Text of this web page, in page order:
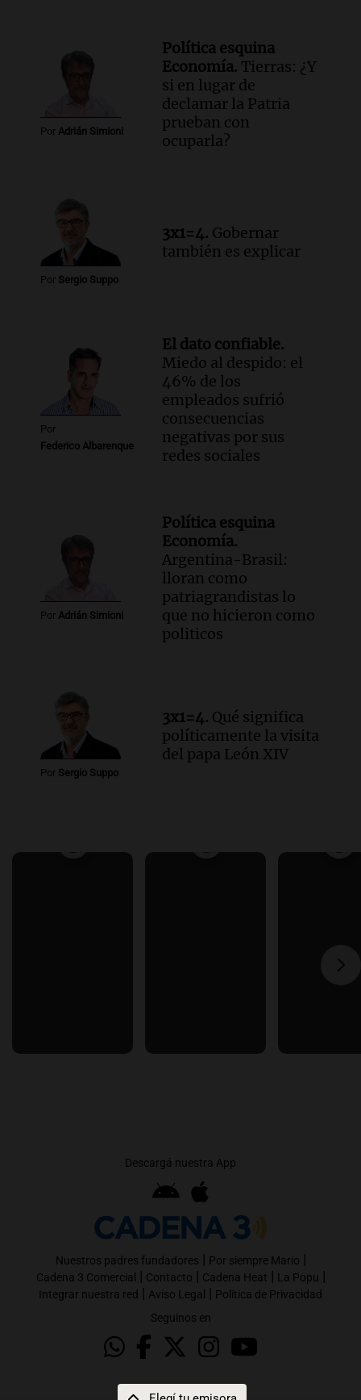
Audio.
Rafaela impulsa un registro de
comedores y merenderos comunitarios
para mejorar la asistencia alimentaria
Episodios
Detuvieron a un policía acusado
Radioinforme 3
Episodios
Por Adrián Simioni
Política esquina
Economía. Tierras: ¿Y
si en lugar de
declamar la Patria
prueban con
ocuparla?
Por Sergio Suppo
3x1=4. Gobernar
también es explicar
Por
Federico Albarenque
El dato confiable.
Miedo al despido: el
46% de los
empleados sufrió
consecuencias
negativas por sus
redes sociales
Por Adrián Simioni
Política esquina
Economía.
Argentina-Brasil:
lloran como
patriagrandistas lo
que no hicieron como
politicos
Por Sergio Suppo
3x1=4. Qué significa
políticamente la visita
del papa León XIV
Descargá nuestra App
Nuestros padres fundadores | Por siempre Mario |
Cadena 3 Comercial | Contacto | Cadena Heat | La Popu |
Integrar nuestra red | Aviso Legal | Política de Privacidad
Seguinos en